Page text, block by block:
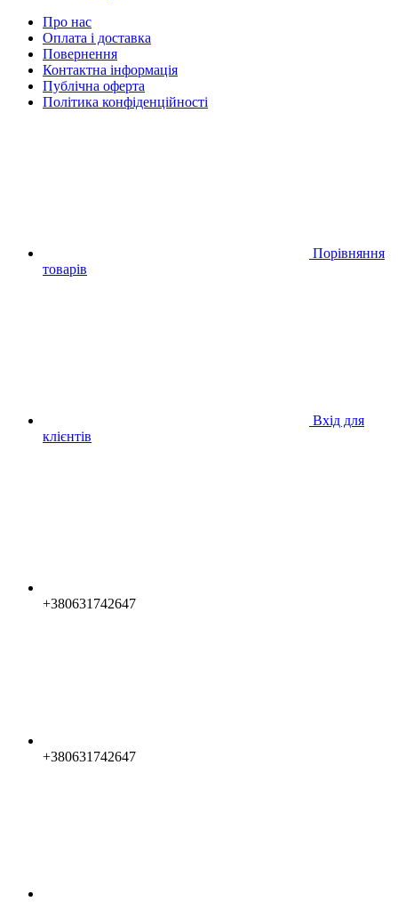
Про нас
Оплата і доставка
Повернення
Контактна інформація
Публічна оферта
Політика конфіденційності
Порівняння
товарів
Вхід для
клієнтів
+380631742647
+380631742647